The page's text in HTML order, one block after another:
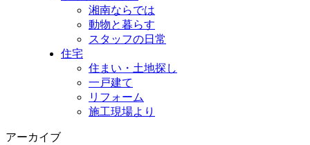
湘南ならでは
動物と暮らす
スタッフの日常
住宅
住まい・土地探し
一戸建て
リフォーム
施工現場より
アーカイブ